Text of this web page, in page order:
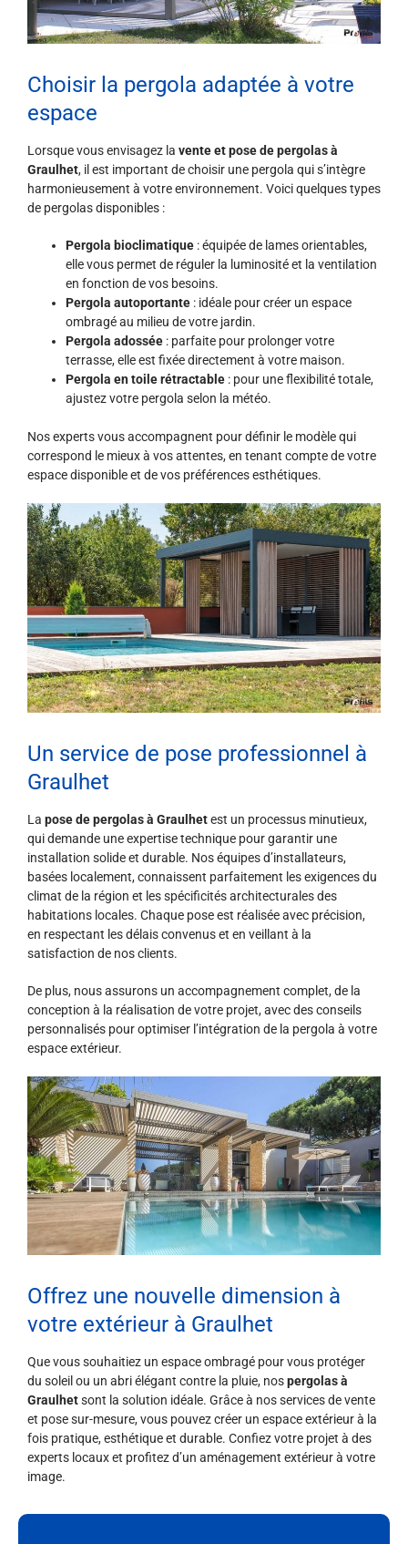
Choisir la pergola adaptée à votre
espace
Lorsque vous envisagez la vente et pose de pergolas à
Graulhet, il est important de choisir une pergola qui s’intègre
harmonieusement à votre environnement. Voici quelques types
de pergolas disponibles :
Pergola bioclimatique : équipée de lames orientables,
elle vous permet de réguler la luminosité et la ventilation
en fonction de vos besoins.
Pergola autoportante : idéale pour créer un espace
ombragé au milieu de votre jardin.
Pergola adossée : parfaite pour prolonger votre
terrasse, elle est fixée directement à votre maison.
Pergola en toile rétractable : pour une flexibilité totale,
ajustez votre pergola selon la météo.
Nos experts vous accompagnent pour définir le modèle qui
correspond le mieux à vos attentes, en tenant compte de votre
espace disponible et de vos préférences esthétiques.
Un service de pose professionnel à
Graulhet
La pose de pergolas à Graulhetest un processus minutieux,
qui demande une expertise technique pour garantir une
installation solide et durable. Nos équipes d’installateurs,
basées localement, connaissent parfaitement les exigences du
climat de la région et les spécificités architecturales des
habitations locales. Chaque pose est réalisée avec précision,
en respectant les délais convenus et en veillant à la
satisfaction de nos clients.
De plus, nous assurons un accompagnement complet, de la
conception à la réalisation de votre projet, avec des conseils
personnalisés pour optimiser l’intégration de la pergola à votre
espace extérieur.
Offrez une nouvelle dimension à
votre extérieur à Graulhet
Que vous souhaitiez un espace ombragé pour vous protéger
du soleil ou un abri élégant contre la pluie, nospergolas à
Graulhetsont la solution idéale. Grâce à nos services de vente
et pose sur-mesure, vous pouvez créer un espace extérieur à la
fois pratique, esthétique et durable. Confiez votre projet à des
experts locaux et profitez d’un aménagement extérieur à votre
image.